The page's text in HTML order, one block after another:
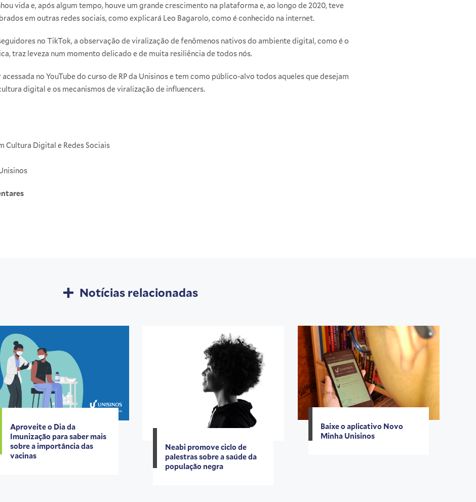
vida e, após algum tempo, houve um grande crescimento na plataforma e, ao longo de 2020, teve
em outras redes sociais, como explicará Leo Bagarolo, como é conhecido na internet.
no TikTok, a observação de viralização de fenômenos nativos do ambiente digital, como é o
traz leveza num momento delicado e de muita resiliência de todos nós.
no YouTube do curso de RP da Unisinos e tem como público-alvo todos aqueles que desejam
digital e os mecanismos de viralização de influencers.
Cultura Digital e Redes Sociais
Notícias relacionadas
Aproveite o Dia da
Imunização para saber mais
sobre a importância das
vacinas
Neabi promove ciclo de
palestras sobre a saúde da
população negra
Baixe o aplicativo Novo
Minha Unisinos